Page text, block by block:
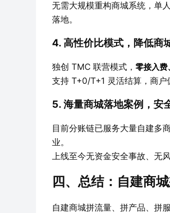
无需大规模重构商城系统，单
落地。
4. 高性价比模式，降低商
独创 TMC 联营模式， 零接入费
支持 T+0/T+1 灵活结算，商户
5. 海量商城落地案例，安
目前分账链已服务大量自建多
业。
上线至今无资金安全事故、无
四、总结：自建商
自建商城拼流量、拼产品、拼